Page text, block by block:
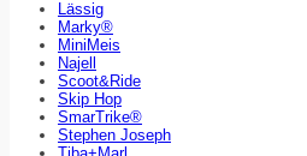
Lässig
Marky®
MiniMeis
Najell
Scoot&Ride
Skip Hop
SmarTrike®
Stephen Joseph